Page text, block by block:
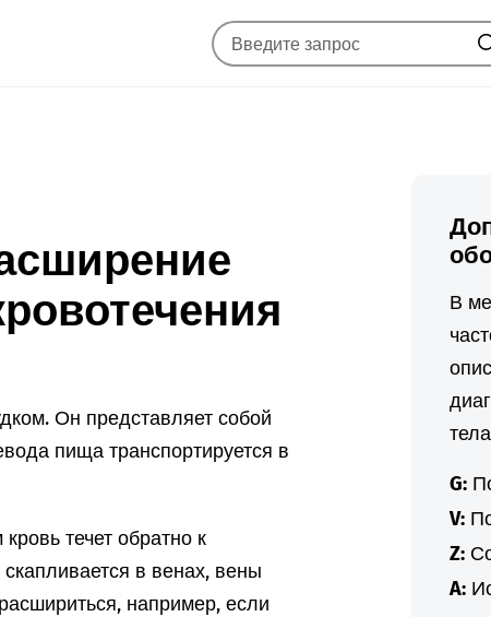
Он представляет собой
пища транспортируется в
течет обратно к
в венах, вены
например, если
В
G:
V:
Z:
A: